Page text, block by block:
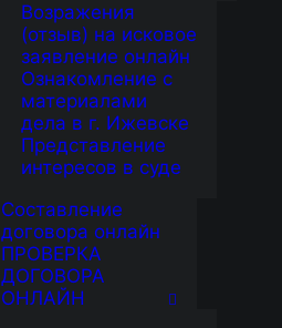
Возражения
(отзыв) на исковое
заявление онлайн
Ознакомление с
материалами
дела в г. Ижевске
Представление
интересов в суде
Составление
договора онлайн
ПРОВЕРКА
ДОГОВОРА
ОНЛАЙН